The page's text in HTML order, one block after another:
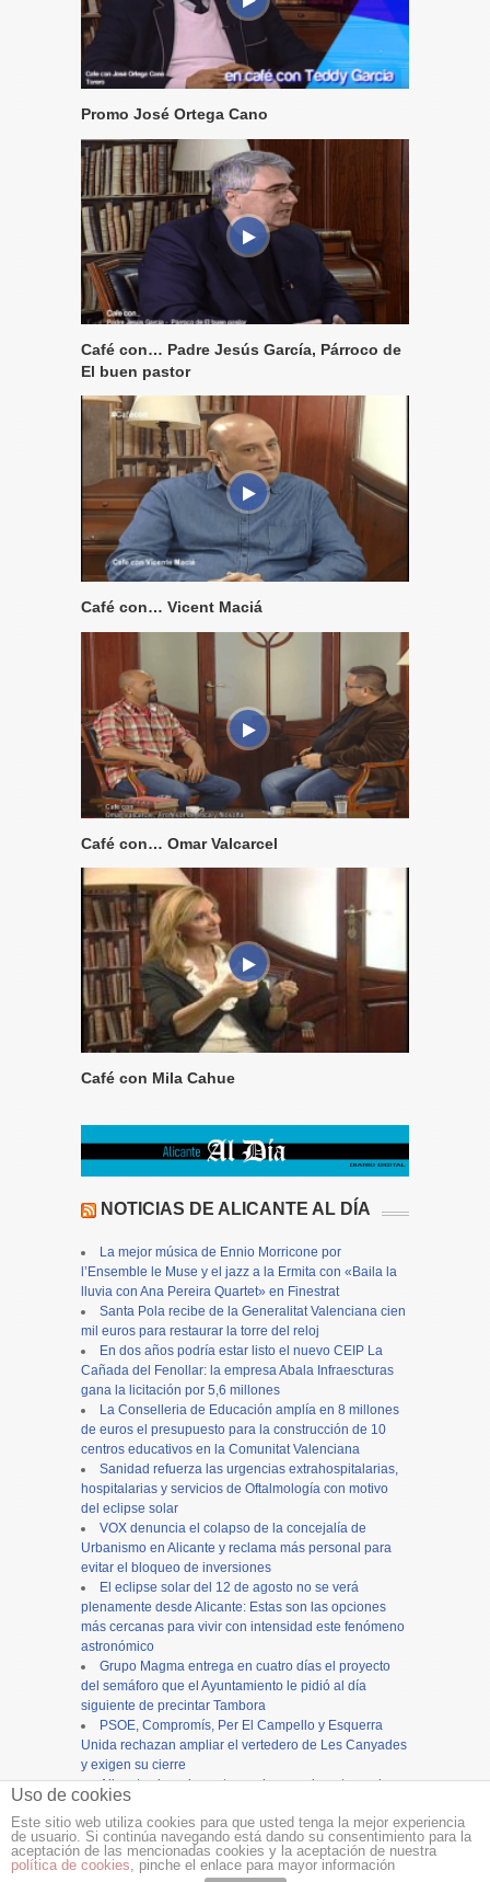
Promo José Ortega Cano
Café con… Padre Jesús García, Párroco de
El buen pastor
Café con… Vicent Maciá
Café con… Omar Valcarcel
Café con Mila Cahue
NOTICIAS DE ALICANTE AL DÍA
La mejor música de Ennio Morricone por
l’Ensemble le Muse y el jazz a la Ermita con «Baila la
lluvia con Ana Pereira Quartet» en Finestrat
Santa Pola recibe de la Generalitat Valenciana cien
mil euros para restaurar la torre del reloj
En dos años podría estar listo el nuevo CEIP La
Cañada del Fenollar: la empresa Abala Infraescturas
gana la licitación por 5,6 millones
La Conselleria de Educación amplía en 8 millones
de euros el presupuesto para la construcción de 10
centros educativos en la Comunitat Valenciana
Sanidad refuerza las urgencias extrahospitalarias,
hospitalarias y servicios de Oftalmología con motivo
del eclipse solar
VOX denuncia el colapso de la concejalía de
Urbanismo en Alicante y reclama más personal para
evitar el bloqueo de inversiones
El eclipse solar del 12 de agosto no se verá
plenamente desde Alicante: Estas son las opciones
más cercanas para vivir con intensidad este fenómeno
astronómico
Grupo Magma entrega en cuatro días el proyecto
del semáforo que el Ayuntamiento le pidió al día
siguiente de precintar Tambora
PSOE, Compromís, Per El Campello y Esquerra
Unida rechazan ampliar el vertedero de Les Canyades
y exigen su cierre
Alicante cierra los actos en honor a la patrona, la
Virgen del Remedio, con una concurrida procesión
Copyright ©12tvy12endigital.es
Uso de cookies
Este sitio web utiliza cookies para que usted tenga la mejor experiencia
de usuario. Si continúa navegando está dando su consentimiento para la
aceptación de las mencionadas cookies y la aceptación de nuestra
política de cookies, pinche el enlace para mayor información